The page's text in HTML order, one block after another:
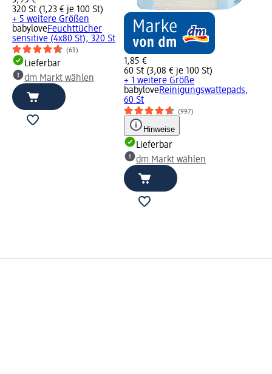
320 St (1,23 € je 100 St)
+ 5 weitere Größen
babyloveFeuchttücher
sensitive (4x80 St), 320 St
(63)
Lieferbar
dm Markt wählen
1,85 €
60 St (3,08 € je 100 St)
+ 1 weitere Größe
babyloveReinigungswattepads,
60 St
(997)
Hinweise
Lieferbar
dm Markt wählen